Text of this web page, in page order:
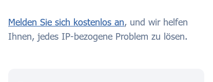
Melden Sie sich kostenlos an, und wir helfen
Ihnen, jedes IP-bezogene Problem zu lösen.